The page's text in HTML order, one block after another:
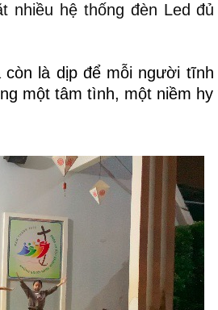
nhiều hệ thống đèn Led
là dịp để mỗi người tĩnh
một tâm tình, một niềm hy